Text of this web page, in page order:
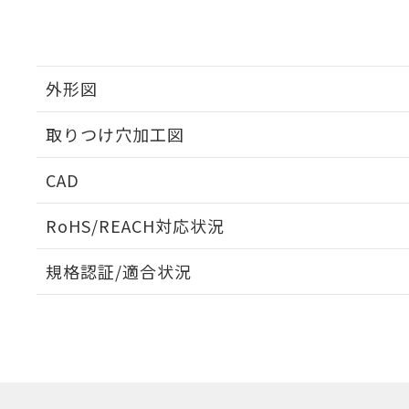
外形図
取りつけ穴加工図
CAD
RoHS/REACH対応状況
EU RoHS 注意事項・凡例
規格認証/適合状況